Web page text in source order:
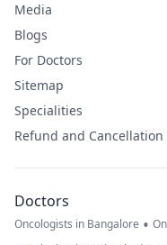
Media
Blogs
For Doctors
Sitemap
Specialities
Refund and Cancellation
Doctors
Oncologists in Bangalore •